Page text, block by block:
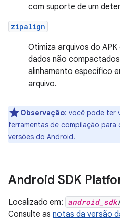
com suporte de um
zipalign
Otimiza arquivos do
dados não
alinhamento específico
arquivo.
Observação: você pode ter
ferramentas de compilação
versões do Android.
Android SDK
Localizado em: android_sdk
Consulte as notas da versão